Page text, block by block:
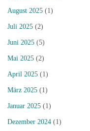
August 2025 (1)
Juli 2025 (2)
Juni 2025 (5)
Mai 2025 (2)
April 2025 (1)
März 2025 (1)
Januar 2025 (1)
Dezember 2024 (1)